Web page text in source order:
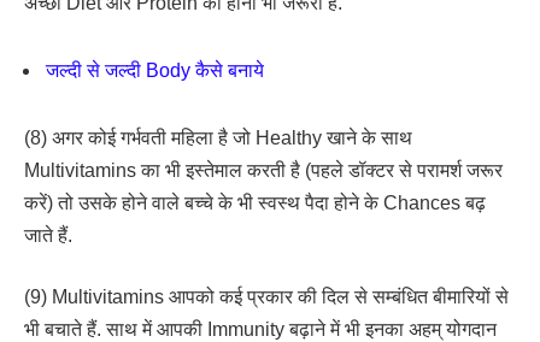
जल्दी से जल्दी Body कैसे बनाये
(8) अगर कोई गर्भवती महिला है जो Healthy खाने के साथ
Multivitamins का भी इस्तेमाल करती है (पहले डॉक्टर से परामर्श जरूर
करें) तो उसके होने वाले बच्चे के भी स्वस्थ पैदा होने के Chances बढ़
जाते हैं.
(9) Multivitamins आपको कई प्रकार की दिल से सम्बंधित बीमारियों से
भी बचाते हैं. साथ में आपकी Immunity बढ़ाने में भी इनका अहम् योगदान